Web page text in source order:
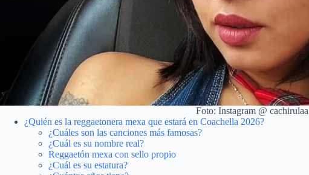
Foto: Instagram @ cachirulaa
¿Quién es la reggaetonera mexa que estará en Coachella 2026?
¿Cuáles son las canciones más famosas?
¿Cuál es su nombre real?
Reggaetón mexa con sello propio
¿Cuál es su estatura?